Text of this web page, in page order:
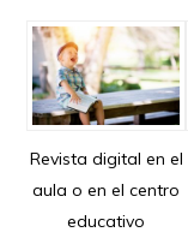
Revista digital en el
aula o en el centro
educativo